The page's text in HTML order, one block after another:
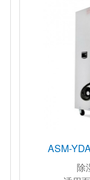
ASM-
除